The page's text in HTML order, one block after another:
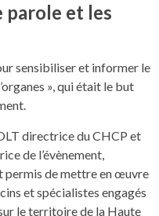
parole et les
sensibiliser et informer le
», qui était le but
directrice du CHCP et
de l’évènement,
permis de mettre en œuvre
et spécialistes engagés
le territoire de la Haute